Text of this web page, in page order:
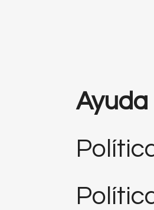
Ayuda